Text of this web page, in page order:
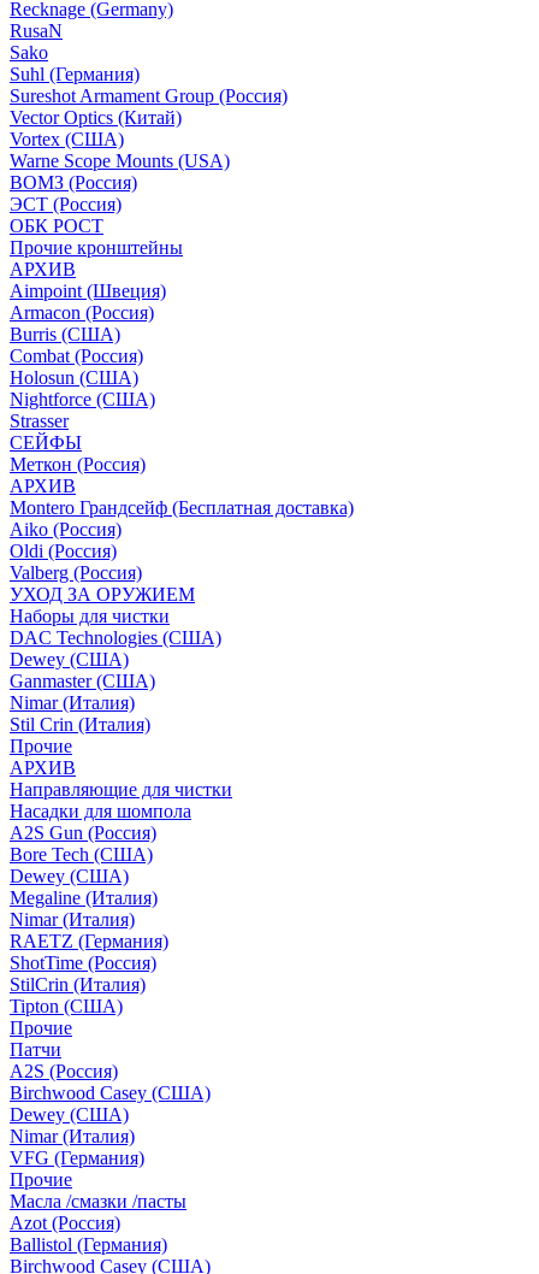
Recknage (Germany)
RusaN
Sako
Suhl (Германия)
Sureshot Armament Group (Россия)
Vector Optics (Китай)
Vortex (США)
Warne Scope Mounts (USA)
ВОМЗ (Россия)
ЭСТ (Россия)
ОБК РОСТ
Прочие кронштейны
АРХИВ
Aimpoint (Швеция)
Armacon (Россия)
Burris (США)
Combat (Россия)
Holosun (США)
Nightforce (США)
Strasser
СЕЙФЫ
Меткон (Россия)
АРХИВ
Montero Грандсейф (Бесплатная доставка)
Aiko (Россия)
Oldi (Россия)
Valberg (Россия)
УХОД ЗА ОРУЖИЕМ
Наборы для чистки
DAC Technologies (США)
Dewey (США)
Ganmaster (США)
Nimar (Италия)
Stil Crin (Италия)
Прочие
АРХИВ
Направляющие для чистки
Насадки для шомпола
A2S Gun (Россия)
Bore Tech (США)
Dewey (США)
Megaline (Италия)
Nimar (Италия)
RAETZ (Германия)
ShotTime (Россия)
StilCrin (Италия)
Tipton (США)
Прочие
Патчи
A2S (Россия)
Birchwood Casey (США)
Dewey (США)
Nimar (Италия)
VFG (Германия)
Прочие
Масла /смазки /пасты
Azot (Россия)
Ballistol (Германия)
Birchwood Casey (США)